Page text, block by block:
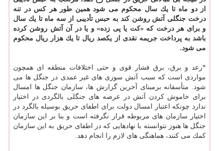
از دو ماه تا یك سال محكوم می شود همین طور هر كس در تنه
درخت جنگلی آتش روشن كند به حبس تأدیبی از سه ماه تا یك سال
و برای هر درخت كه «كت یا پی زده» و یا در آن آتش روشن كرده
باشد به پرداخت جریمه نقدی از یكصد ریال تا یك هزار ریال محكوم
می شود.
*رعد و برق، برق فشار قوی و حتی اختلافات منطقه ای همچون
مواردی است كه سبب آتش سوزی های غیر عمدی در جنگل ها می
شود. متأسفانه برمبنای آخرین گزارش ها، سازمان جنگل ها امسال
برای خاموش كردن آتش در عرصه های جنگلی بالگردی در اختیار
ندارد چونكه اعتبار امسال دولت برای اطفای حریق بوسیله بالگرد در
اختیار سازمان های مربوطه قرار نگرفته است و بنا بر این سازمان
جنگل ها هنوز نتوانسته با نهادهایی كه در اطفای حریق به این سازمان
كمك می كنند، هماهنگی های لازم را انجام دهد.